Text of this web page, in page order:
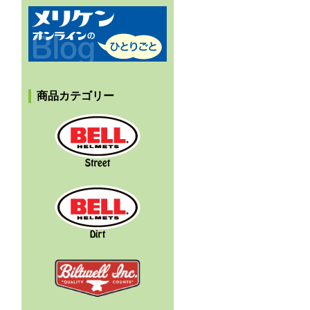
メリケンオンラインのひとりごと
商品カテゴリー